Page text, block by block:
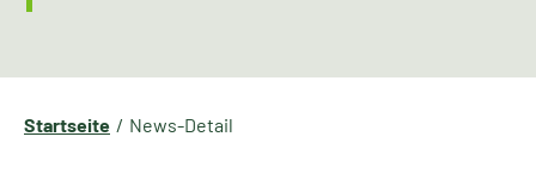
Startseite News-Detail